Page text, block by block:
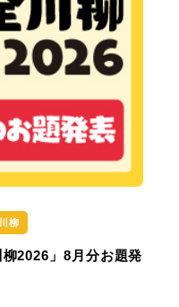
柳
柳2026」8月分お題発